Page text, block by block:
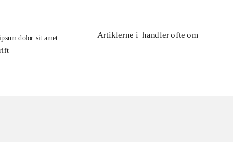
dolor sit amet ...
Artiklerne i handler ofte om